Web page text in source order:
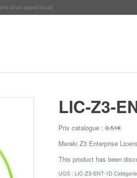
d'un appel local)
LIC-Z3-
Prix catalogue :0,51€
Meraki Z3 Enterprise
This product has been
UGS : LIC-Z3-ENT-1D